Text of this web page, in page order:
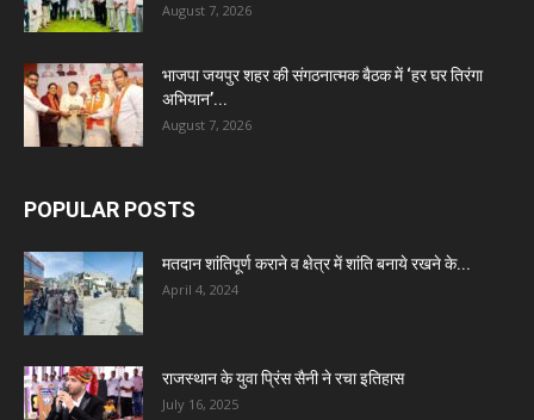
August 7, 2026
भाजपा जयपुर शहर की संगठनात्मक बैठक में ‘हर घर तिरंगा
अभियान’...
August 7, 2026
POPULAR POSTS
मतदान शांतिपूर्ण कराने व क्षेत्र में शांति बनाये रखने के...
April 4, 2024
राजस्थान के युवा प्रिंस सैनी ने रचा इतिहास
July 16, 2025